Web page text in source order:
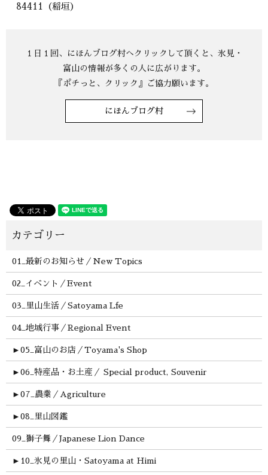
84411（稲垣）
にほんブログ村
01_最新のお知らせ／New Topics
02_イベント／Event
03_里山生活／Satoyama Lfe
04_地域行事／Regional Event
► 05_富山のお店／Toyama's Shop
► 06_特産品・お土産／ Special product, Souvenir
► 07_農業／Agriculture
► 08_里山図鑑
09_獅子舞／Japanese Lion Dance
► 10_氷見の里山・Satoyama at Himi